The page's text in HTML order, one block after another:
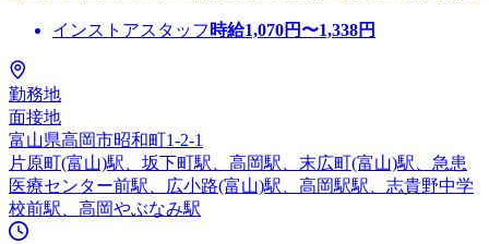
インストアスタッフ 時給1,070円〜1,338円
勤務地
面接地
富山県高岡市昭和町1-2-1
片原町(富山)駅、坂下町駅、高岡駅、末広町(富山)駅、急患
医療センター前駅、広小路(富山)駅、高岡駅駅、志貴野中学
校前駅、高岡やぶなみ駅